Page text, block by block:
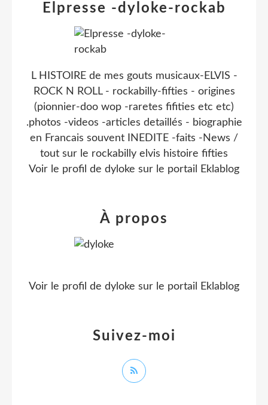
Elpresse -dyloke-rockab
L HISTOIRE de mes gouts musicaux-ELVIS -
ROCK N ROLL - rockabilly-fifties - origines
(pionnier-doo wop -raretes fifities etc etc)
.photos -videos -articles detaillés - biographie
en Francais souvent INEDITE -faits -News /
tout sur le rockabilly elvis histoire fifties
Voir le profil de dyloke sur le portail Eklablog
Suivez-moi
À propos
Voir le profil de dyloke sur le portail Eklablog